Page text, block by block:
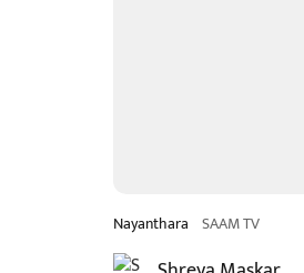
Nayanthara SAAM TV